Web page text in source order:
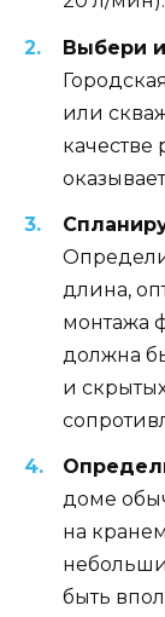
Выбери
или
качестве
длина,
монтажа
должна
и
доме
на
быть